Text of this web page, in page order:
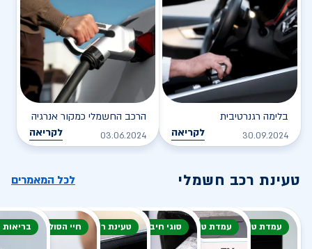
בלימה רגנרטיבית
30.09.2024 לקריאה
הרכב החשמלי כמקור אנרגיה
03.06.2024 לקריאה
טעינת רכב חשמלי לכל המאמרים
עמדת טעינה עמדת טעינה סוגי חיבור טעינת רכב חשמליחיי הסוללה